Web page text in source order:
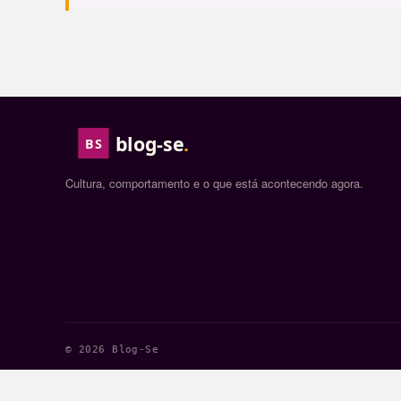
BS blog-se.
Cultura, comportamento e o que está acontecendo agora.
© 2026 Blog-Se